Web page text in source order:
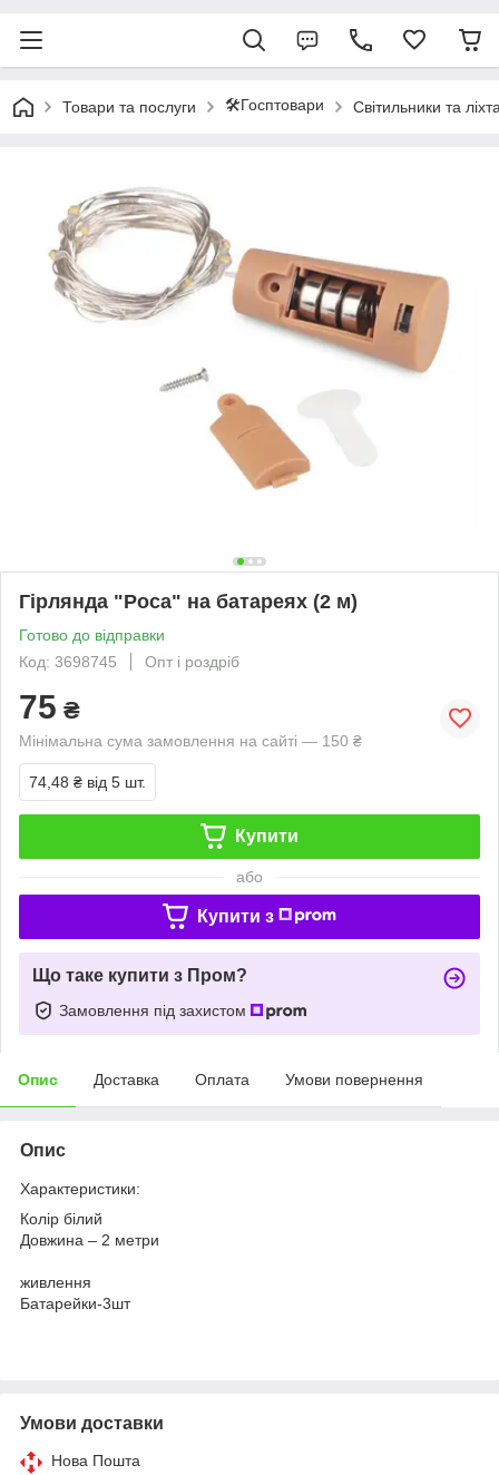
Товари та послуги 🛠️Госптовари Світильники та
Гірлянда "Роса" на батареях (2 м)
Готово до відправки
Код: 3698745
Опт і роздріб
75 ₴
Мінімальна сума замовлення на сайті — 150 ₴
74,48 ₴ від 5 шт.
Купити
або
Купити з
Що таке купити з Пром?
Замовлення під захистом
Опис Доставка Оплата Умови повернення
Опис
Характеристики:
Колір білий
Довжина – 2 метри
живлення
Батарейки-3шт
Умови доставки
Нова Пошта